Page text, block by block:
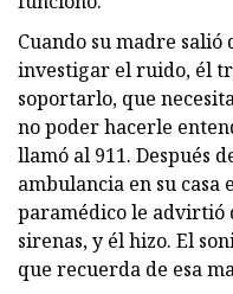
Cuando su madre
investigar el ruido, él
soportarlo, que
no poder hacerle
llamó al 911. Después
ambulancia en su casa
paramédico le advirtió
sirenas, y él hizo. El
que recuerda de esa